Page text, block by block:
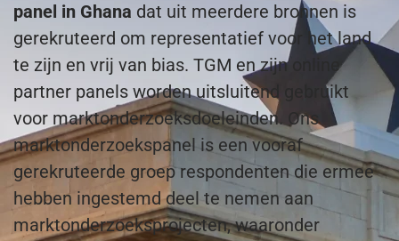
panel in Ghana dat uit meerdere bronnen is
gerekruteerd om representatief voor het land
te zijn en vrij van bias. TGM en zijn online
partner panels worden uitsluitend gebruikt
voor marktonderzoeksdoeleinden. Ons
marktonderzoekspanel is een vooraf
gerekruteerde groep respondenten die ermee
hebben ingestemd deel te nemen aan
marktonderzoeksprojecten, waaronder